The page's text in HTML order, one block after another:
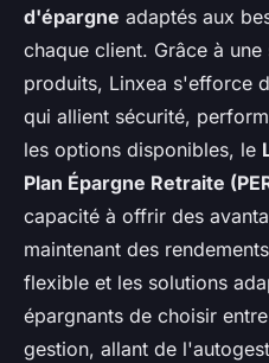
d'épargne adaptés aux
chaque client. Grâce à
produits, Linxea s'efforce
qui allient sécurité,
les options disponibles, le
Plan Épargne Retraite
capacité à offrir des
maintenant des
flexible et les solutions
épargnants de choisir
gestion, allant de